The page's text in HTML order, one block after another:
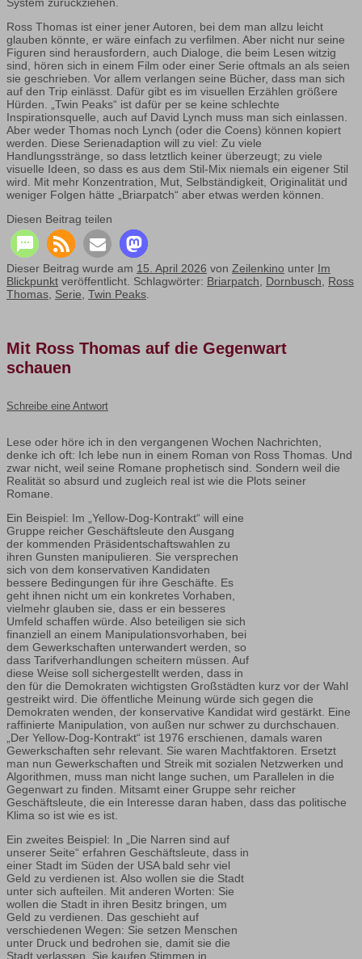
System zurückziehen.
Ross Thomas ist einer jener Autoren, bei dem man allzu leicht
glauben könnte, er wäre einfach zu verfilmen. Aber nicht nur seine
Figuren sind herausfordern, auch Dialoge, die beim Lesen witzig
sind, hören sich in einem Film oder einer Serie oftmals an als seien
sie geschrieben. Vor allem verlangen seine Bücher, dass man sich
auf den Trip einlässt. Dafür gibt es im visuellen Erzählen größere
Hürden. „Twin Peaks“ ist dafür per se keine schlechte
Inspirationsquelle, auch auf David Lynch muss man sich einlassen.
Aber weder Thomas noch Lynch (oder die Coens) können kopiert
werden. Diese Serienadaption will zu viel: Zu viele
Handlungsstränge, so dass letztlich keiner überzeugt; zu viele
visuelle Ideen, so dass es aus dem Stil-Mix niemals ein eigener Stil
wird. Mit mehr Konzentration, Mut, Selbständigkeit, Originalität und
weniger Folgen hätte „Briarpatch“ aber etwas werden können.
Diesen Beitrag teilen
Dieser Beitrag wurde am 15. April 2026 von Zeilenkino unter Im
Blickpunkt veröffentlicht. Schlagwörter: Briarpatch, Dornbusch, Ross
Thomas, Serie, Twin Peaks.
Mit Ross Thomas auf die Gegenwart
schauen
Schreibe eine Antwort
Lese oder höre ich in den vergangenen Wochen Nachrichten,
denke ich oft: Ich lebe nun in einem Roman von Ross Thomas. Und
zwar nicht, weil seine Romane prophetisch sind. Sondern weil die
Realität so absurd und zugleich real ist wie die Plots seiner
Romane.
Ein Beispiel: Im „Yellow-Dog-Kontrakt“ will eine
Gruppe reicher Geschäftsleute den Ausgang
der kommenden Präsidentschaftswahlen zu
ihren Gunsten manipulieren. Sie versprechen
sich von dem konservativen Kandidaten
bessere Bedingungen für ihre Geschäfte. Es
geht ihnen nicht um ein konkretes Vorhaben,
vielmehr glauben sie, dass er ein besseres
Umfeld schaffen würde. Also beteiligen sie sich
finanziell an einem Manipulationsvorhaben, bei
dem Gewerkschaften unterwandert werden, so
dass Tarifverhandlungen scheitern müssen. Auf
diese Weise soll sichergestellt werden, dass in
den für die Demokraten wichtigsten Großstädten kurz vor der Wahl
gestreikt wird. Die öffentliche Meinung würde sich gegen die
Demokraten wenden, der konservative Kandidat wird gestärkt. Eine
raffinierte Manipulation, von außen nur schwer zu durchschauen.
„Der Yellow-Dog-Kontrakt“ ist 1976 erschienen, damals waren
Gewerkschaften sehr relevant. Sie waren Machtfaktoren. Ersetzt
man nun Gewerkschaften und Streik mit sozialen Netzwerken und
Algorithmen, muss man nicht lange suchen, um Parallelen in die
Gegenwart zu finden. Mitsamt einer Gruppe sehr reicher
Geschäftsleute, die ein Interesse daran haben, dass das politische
Klima so ist wie es ist.
Ein zweites Beispiel: In „Die Narren sind auf
unserer Seite“ erfahren Geschäftsleute, dass in
einer Stadt im Süden der USA bald sehr viel
Geld zu verdienen ist. Also wollen sie die Stadt
unter sich aufteilen. Mit anderen Worten: Sie
wollen die Stadt in ihren Besitz bringen, um
Geld zu verdienen. Das geschieht auf
verschiedenen Wegen: Sie setzen Menschen
unter Druck und bedrohen sie, damit sie die
Stadt verlassen. Sie kaufen Stimmen in